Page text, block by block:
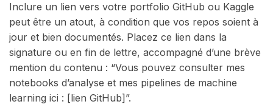
Inclure un lien vers votre portfolio GitHub ou Kaggle
peut être un atout, à condition que vos repos soient à
jour et bien documentés. Placez ce lien dans la
signature ou en fin de lettre, accompagné d’une brève
mention du contenu : “Vous pouvez consulter mes
notebooks d’analyse et mes pipelines de machine
learning ici : [lien GitHub]”.